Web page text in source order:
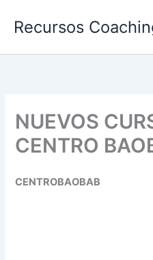
Recursos
NUEVOS
CENTRO
CENTROBAOBAB